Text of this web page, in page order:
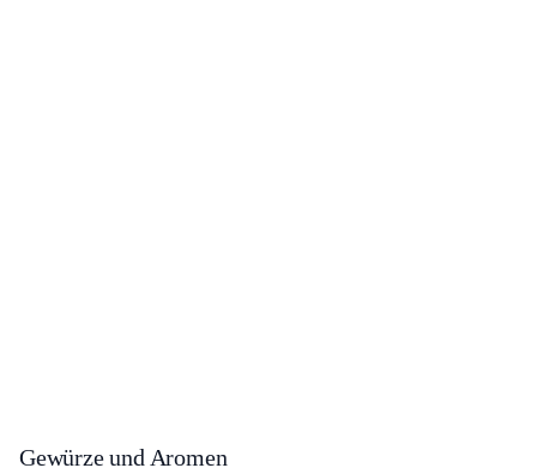
Gewürze und Aromen